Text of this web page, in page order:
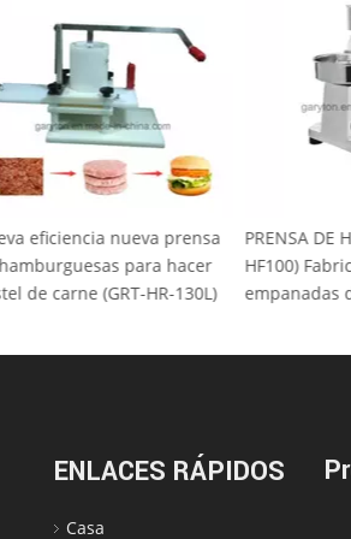
Nueva eficiencia nueva prensa
de hamburguesas para hacer
pastel de carne (GRT-HR-130L)
PRENSA
HF100)
ENLACES RÁPIDOS
Casa